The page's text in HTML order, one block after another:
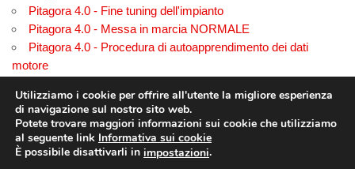
Pitagora 4.0 - Fine tuning dell'impianto
Pitagora 4.0 - Messa in marcia NORMALE
Pitagora 4.0 - Procedura di autoapprendimento dei dati
motore
© Copyrightdido.dmg.it
Utilizziamo i cookie per offrire all'utente la migliore esperienza
di navigazione sul nostro sito web.
Potete trovare maggiori informazioni sui cookie che utilizziamo
al seguente link Informativa sui cookie
È possibile disattivarli in impostazioni.